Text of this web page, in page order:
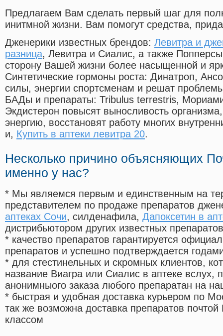
Предлагаем Вам сделать первый шаг для
инитмной жизни. Вам помогут средства,
Дженерики известных брендов: Левитра и
разница, Левитра и Сиалис, а также
сторону Вашей жизни более насыщенной и
Синтетические гормоны роста: Динатроп,
силы, энергии спортсменам и решат
БАДы и препараты: Tribulus terrestris,
Экдистерон повысят выносливость
энергию, восстановят работу многих
и, Купить в аптеки левитра 20.
Несколько причино объясняющих
именно у нас?
* Мы являемся первым и единственным на
представителем по продаже препаратов
аптеках Сочи, силденафила, Дапоксетин в
дистрибьютором других известных препаратов
* качество препаратов гарантируется
препаратов и успешно подтверждается
* для стестинельных и скромных клиентов,
название Виагра или Сиалис в аптеке вслух,
анонимныого заказа любого препаратан на
* быстрая и удобная доставка курьером по
так же возможна доставка препаратов
классом